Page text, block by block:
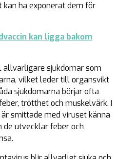
ha exponerat dem för
kan ligga bakom
sjukdomar som
vilket leder till organsvikt
sjukdomarna börjar ofta
trötthet och muskelvärk. I
smittade med viruset känna
utvecklar feber och